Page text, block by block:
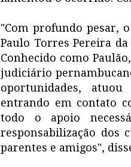
"Com profundo pesar,
Paulo Torres Pereira
Conhecido como
judiciário
oportunidades,
entrando em contato
todo o apoio
responsabilização dos
parentes e amigos",